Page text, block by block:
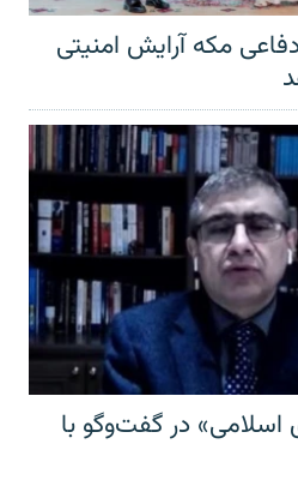
مکه آرایش امنیتی
اسلامی» در گفت‌وگو با